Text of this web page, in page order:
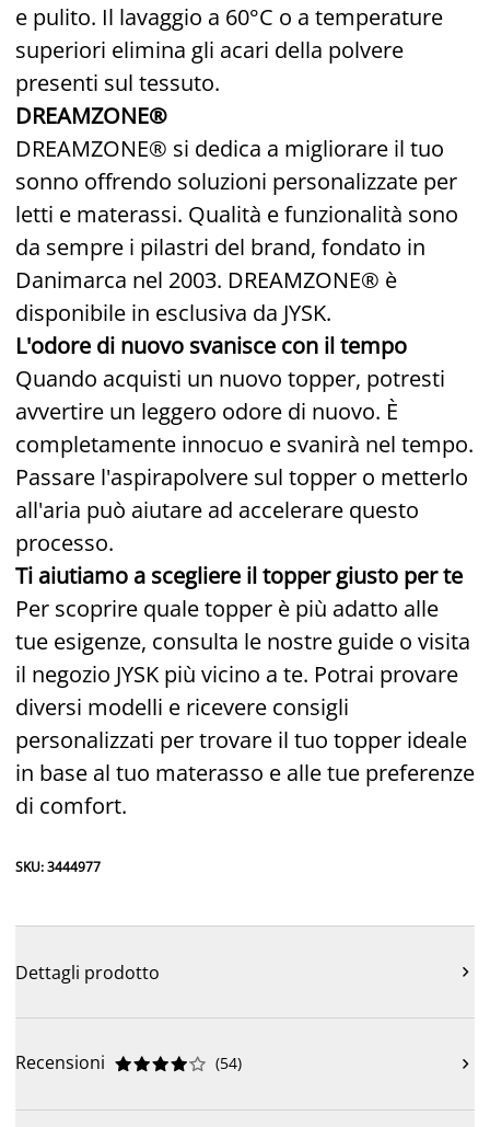
e pulito. Il lavaggio a 60°C o a temperature
superiori elimina gli acari della polvere
presenti sul tessuto.
DREAMZONE®
DREAMZONE® si dedica a migliorare il tuo
sonno offrendo soluzioni personalizzate per
letti e materassi. Qualità e funzionalità sono
da sempre i pilastri del brand, fondato in
Danimarca nel 2003. DREAMZONE® è
disponibile in esclusiva da JYSK.
L'odore di nuovo svanisce con il tempo
Quando acquisti un nuovo topper, potresti
avvertire un leggero odore di nuovo. È
completamente innocuo e svanirà nel tempo.
Passare l'aspirapolvere sul topper o metterlo
all'aria può aiutare ad accelerare questo
processo.
Ti aiutiamo a scegliere il topper giusto per te
Per scoprire quale topper è più adatto alle
tue esigenze, consulta le nostre guide o visita
il negozio JYSK più vicino a te. Potrai provare
diversi modelli e ricevere consigli
personalizzati per trovare il tuo topper ideale
in base al tuo materasso e alle tue preferenze
di comfort.
SKU: 3444977
Dettagli prodotto 
Recensioni 




 (54) 